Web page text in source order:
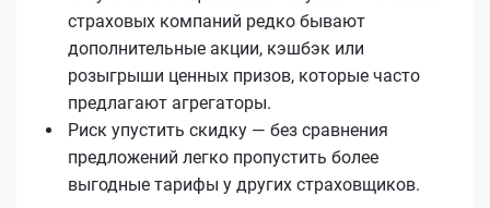
страховых компаний редко бывают
дополнительные акции, кэшбэк или
розыгрыши ценных призов, которые часто
предлагают агрегаторы.
Риск упустить скидку — без сравнения
предложений легко пропустить более
выгодные тарифы у других страховщиков.